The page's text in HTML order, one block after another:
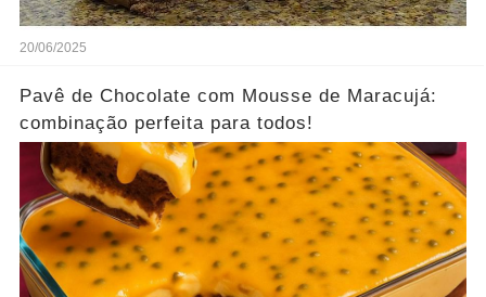
20/06/2025
Pavê de Chocolate com Mousse de Maracujá:
combinação perfeita para todos!